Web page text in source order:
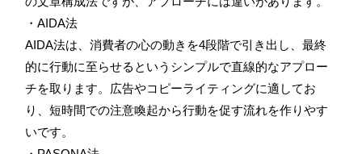
・AIDA法
AIDA法は、消費者の心の動きを4段階で引き出し、最終
的に行動に至らせるというシンプルで直線的なアプロー
チを取ります。広告やコピーライティングに適してお
り、短時間での注意喚起から行動を促す流れを作りやす
いです。